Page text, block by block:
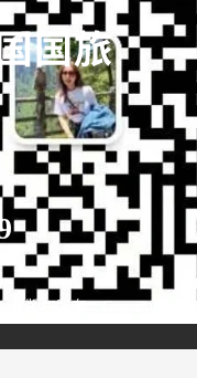
版权所有：Copyright ©